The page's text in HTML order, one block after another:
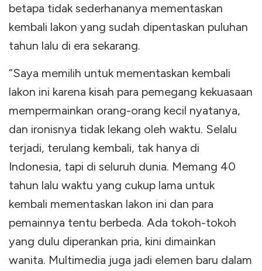
betapa tidak sederhananya mementaskan
kembali lakon yang sudah dipentaskan puluhan
tahun lalu di era sekarang.
“Saya memilih untuk mementaskan kembali
lakon ini karena kisah para pemegang kekuasaan
mempermainkan orang-orang kecil nyatanya,
dan ironisnya tidak lekang oleh waktu. Selalu
terjadi, terulang kembali, tak hanya di
Indonesia, tapi di seluruh dunia. Memang 40
tahun lalu waktu yang cukup lama untuk
kembali mementaskan lakon ini dan para
pemainnya tentu berbeda. Ada tokoh-tokoh
yang dulu diperankan pria, kini dimainkan
wanita. Multimedia juga jadi elemen baru dalam